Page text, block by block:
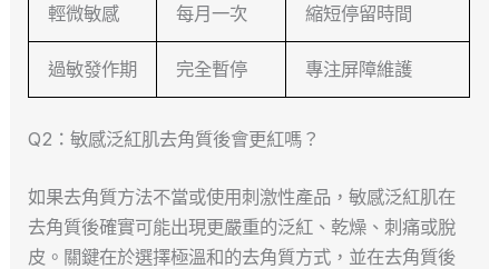
輕微敏感 每月一次 縮短停留時間
過敏發作期 完全暫停 專注屏障維護
Q2：敏感泛紅肌去角質後會更紅嗎？
如果去角質方法不當或使用刺激性產品，敏感泛紅肌在
去角質後確實可能出現更嚴重的泛紅、乾燥、刺痛或脫
皮。關鍵在於選擇極溫和的去角質方式，並在去角質後